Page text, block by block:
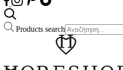
Products search